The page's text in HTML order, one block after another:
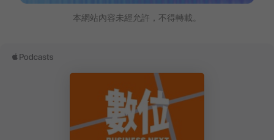
本網站內容未經允許，不得轉載。